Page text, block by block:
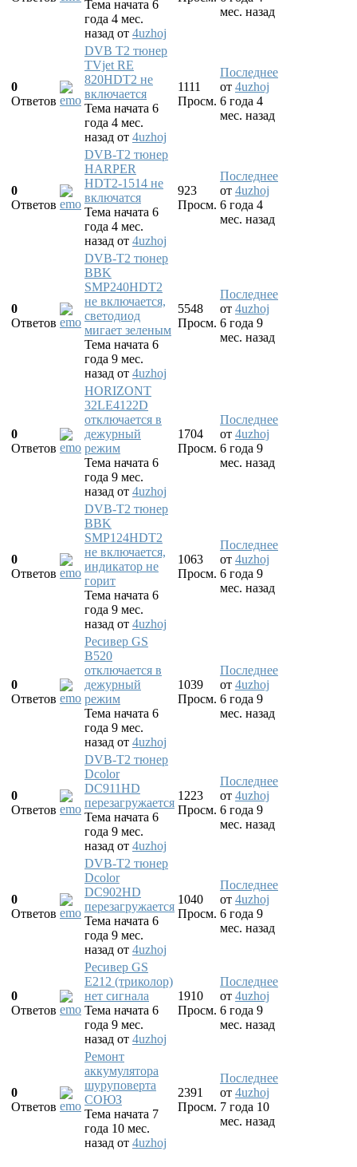
Тема начата 6
года 4 мес.
назад от 4uzhoj
мес. назад
0
Ответов
DVB T2 тюнер
TVjet RE
820HDT2 не
включается
Тема начата 6
года 4 мес.
назад от 4uzhoj
1111
Просм.
Последнее
от 4uzhoj
6 года 4
мес. назад
0
Ответов
DVB-T2 тюнер
HARPER
HDT2-1514 не
включатся
Тема начата 6
года 4 мес.
назад от 4uzhoj
923
Просм.
Последнее
от 4uzhoj
6 года 4
мес. назад
0
Ответов
DVB-T2 тюнер
BBK
SMP240HDT2
не включается,
светодиод
мигает зеленым
Тема начата 6
года 9 мес.
назад от 4uzhoj
5548
Просм.
Последнее
от 4uzhoj
6 года 9
мес. назад
0
Ответов
HORIZONT
32LE4122D
отключается в
дежурный
режим
Тема начата 6
года 9 мес.
назад от 4uzhoj
1704
Просм.
Последнее
от 4uzhoj
6 года 9
мес. назад
0
Ответов
DVB-T2 тюнер
BBK
SMP124HDT2
не включается,
индикатор не
горит
Тема начата 6
года 9 мес.
назад от 4uzhoj
1063
Просм.
Последнее
от 4uzhoj
6 года 9
мес. назад
0
Ответов
Ресивер GS
B520
отключается в
дежурный
режим
Тема начата 6
года 9 мес.
назад от 4uzhoj
1039
Просм.
Последнее
от 4uzhoj
6 года 9
мес. назад
0
Ответов
DVB-T2 тюнер
Dcolor
DC911HD
перезагружается
Тема начата 6
года 9 мес.
назад от 4uzhoj
1223
Просм.
Последнее
от 4uzhoj
6 года 9
мес. назад
0
Ответов
DVB-T2 тюнер
Dcolor
DC902HD
перезагружается
Тема начата 6
года 9 мес.
назад от 4uzhoj
1040
Просм.
Последнее
от 4uzhoj
6 года 9
мес. назад
0
Ответов
Ресивер GS
E212 (триколор)
нет сигнала
Тема начата 6
года 9 мес.
назад от 4uzhoj
1910
Просм.
Последнее
от 4uzhoj
6 года 9
мес. назад
0
Ответов
Ремонт
аккумулятора
шуруповерта
СОЮЗ
Тема начата 7
года 10 мес.
назад от 4uzhoj
2391
Просм.
Последнее
от 4uzhoj
7 года 10
мес. назад